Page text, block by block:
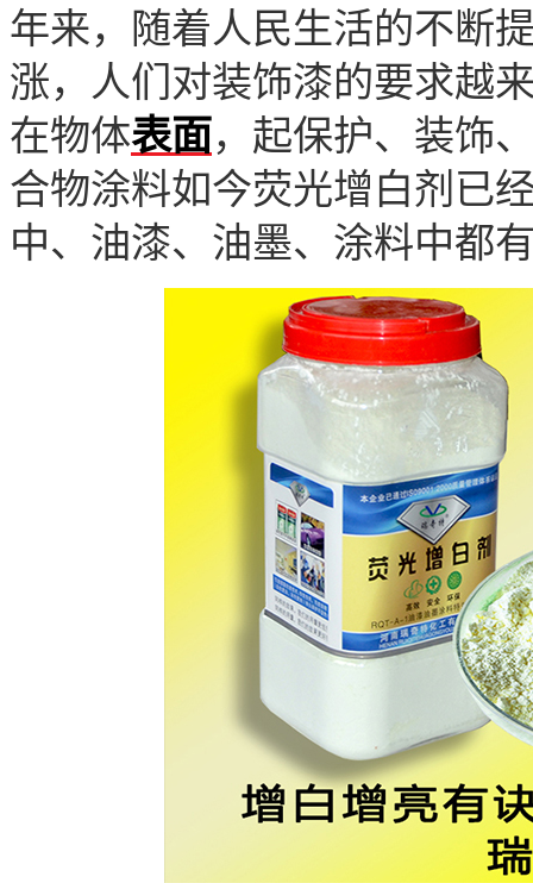
年来，随着人民生活的不断
涨，人们对装饰漆的要求越
在物体表面，起保护、装饰
合物涂料如今荧光增白剂已
中、油漆、油墨、涂料中都